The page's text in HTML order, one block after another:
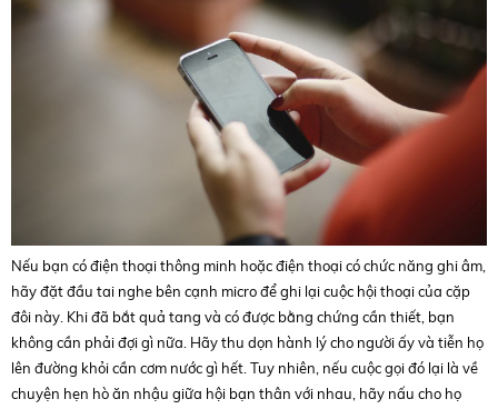
Nếu bạn có điện thoại thông minh hoặc điện thoại có chức năng ghi âm,
hãy đặt đầu tai nghe bên cạnh micro để ghi lại cuộc hội thoại của cặp
đôi này. Khi đã bắt quả tang và có được bằng chứng cần thiết, bạn
không cần phải đợi gì nữa. Hãy thu dọn hành lý cho người ấy và tiễn họ
lên đường khỏi cần cơm nước gì hết. Tuy nhiên, nếu cuộc gọi đó lại là về
chuyện hẹn hò ăn nhậu giữa hội bạn thân với nhau, hãy nấu cho họ